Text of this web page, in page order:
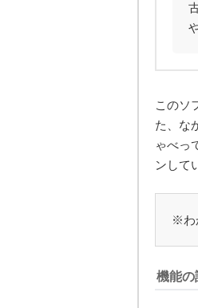
このソ
た、な
ゃべっ
ンして
※わ
機能の